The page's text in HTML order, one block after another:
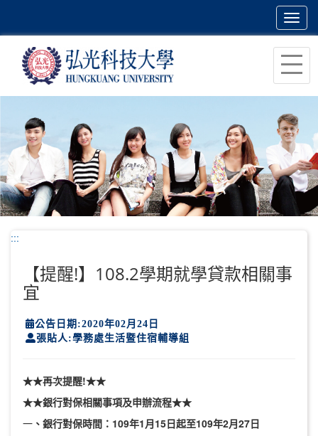
主
容
區
塊
:::
【提醒!】108.2學期就學貸款相關事
宜
公告日期:2020年02月24日
張貼人:學務處生活暨住宿輔導組
★★再次提醒!★★
★★銀行對保相關事項及申辦流程★★
一、銀行對保時間： 109年1月15日起至109年2月27日